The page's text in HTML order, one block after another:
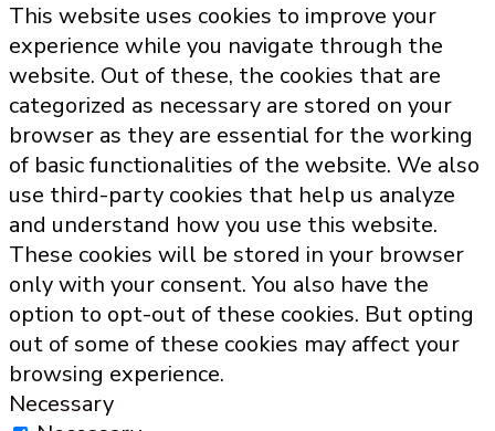
This website uses cookies to improve your
experience while you navigate through the
website. Out of these, the cookies that are
categorized as necessary are stored on your
browser as they are essential for the working
of basic functionalities of the website. We also
use third-party cookies that help us analyze
and understand how you use this website.
These cookies will be stored in your browser
only with your consent. You also have the
option to opt-out of these cookies. But opting
out of some of these cookies may affect your
browsing experience.
Necessary